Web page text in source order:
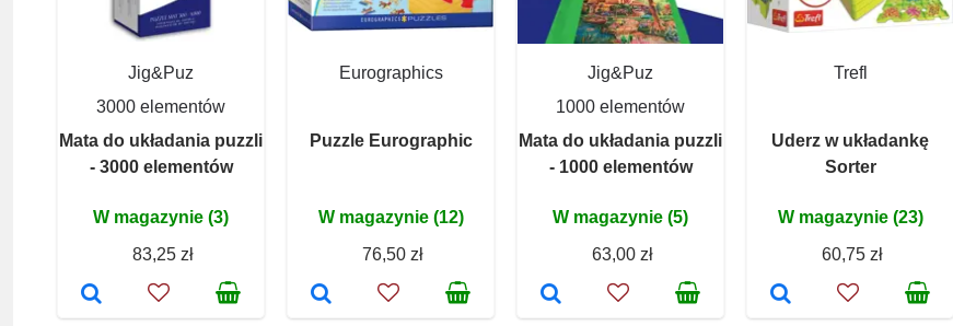
Jig&Puz
3000 elementów
Mata do układania puzzli
- 3000 elementów
W magazynie (3)
83,25 zł
Eurographics
Puzzle Eurographic
W magazynie (12)
76,50 zł
Jig&Puz
1000 elementów
Mata do układania puzzli
- 1000 elementów
W magazynie (5)
63,00 zł
Trefl
Uderz w układankę
Sorter
W magazynie (23)
60,75 zł